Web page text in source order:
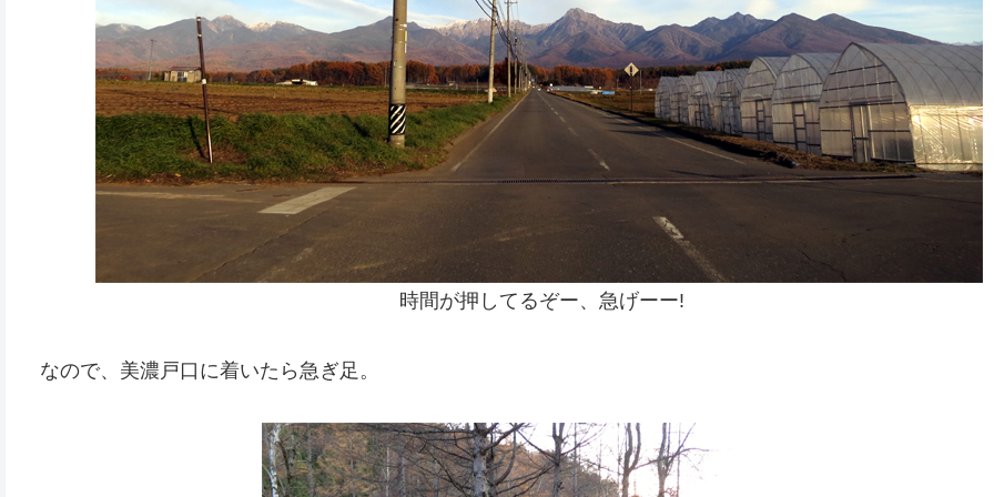
時間が押してるぞー、急げーー!
なので、美濃戸口に着いたら急ぎ足。